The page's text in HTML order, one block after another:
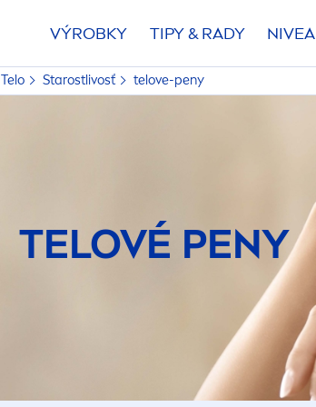
VÝROBKY TIPY & RADY NIVEA
Telo Starostlivosť telove-peny
TELOVÉ PENY